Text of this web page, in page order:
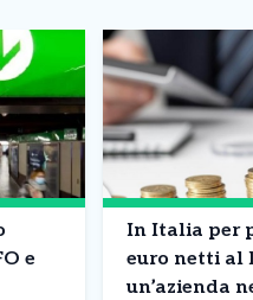
e
In Italia per
euro netti al
un’azienda